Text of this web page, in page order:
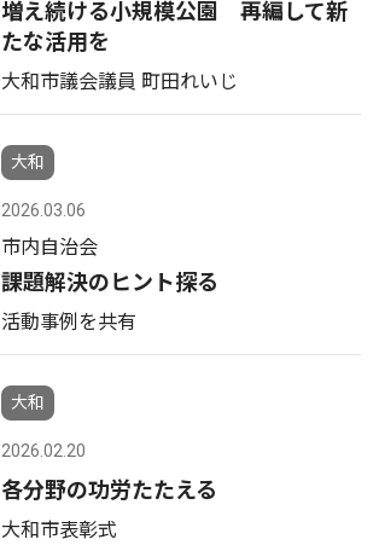
増え続ける小規模公園 再編して新
たな活用を
大和市議会議員 町田れいじ
大和
2026.03.06
市内自治会
課題解決のヒント探る
活動事例を共有
大和
2026.02.20
各分野の功労たたえる
大和市表彰式